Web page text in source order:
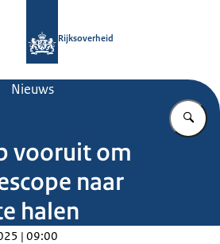
Rijksoverheid
Nieuws
vooruit om
naar
halen
| 09:00